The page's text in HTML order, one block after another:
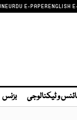
URDU E-PAPERENGLISH
و ٹیکنالوجی بزنس